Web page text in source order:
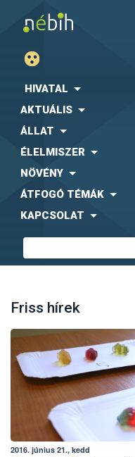
HIVATAL
AKTUÁLIS
ÁLLAT
ÉLELMISZER
NÖVÉNY
ÁTFOGÓ TÉMÁK
KAPCSOLAT
Friss hírek
2016. június 21., kedd